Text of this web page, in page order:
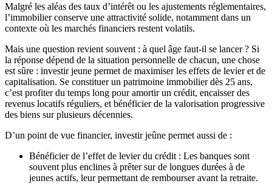
Malgré les aléas des taux d’intérêt ou les ajustements réglementaires,
l’immobilier conserve une attractivité solide, notamment dans un
contexte où les marchés financiers restent volatils.
Mais une question revient souvent : à quel âge faut-il se lancer ? Si
la réponse dépend de la situation personnelle de chacun, une chose
est sûre : investir jeune permet de maximiser les effets de levier et de
capitalisation. Se constituer un patrimoine immobilier dès 25 ans,
c’est profiter du temps long pour amortir un crédit, encaisser des
revenus locatifs réguliers, et bénéficier de la valorisation progressive
des biens sur plusieurs décennies.
D’un point de vue financier, investir jeûne permet aussi de :
Bénéficier de l’effet de levier du crédit : Les banques sont
souvent plus enclines à prêter sur de longues durées à de
jeunes actifs, leur permettant de rembourser avant la retraite.